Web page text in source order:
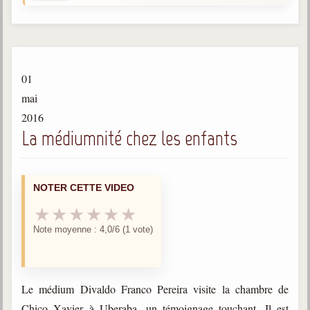
Divaldo Franco
Bibliothèque
Bibliothèque spirite
Documents
Newsletters
01
mai
2016
La médiumnité chez les enfants
NOTER CETTE VIDEO
★ ★ ★ ★ ★ ★
Note moyenne : 4,0/6 (1 vote)
Le médium Divaldo Franco Pereira visite la chambre de